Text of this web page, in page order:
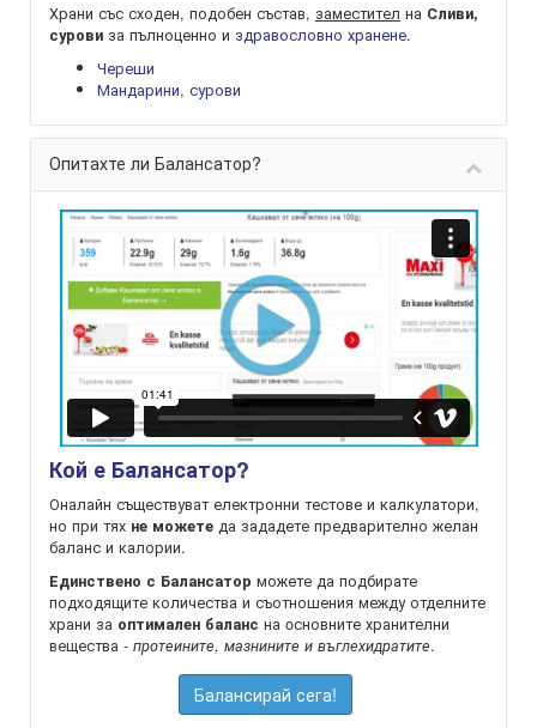
Храни със сходен, подобен състав, заместител на Сливи,
сурови за пълноценно и здравословно хранене.
Череши
Мандарини, сурови
Опитахте ли Балансатор?
Кой е Балансатор?
Оналайн съществуват електронни тестове и калкулатори,
но при тях не можете да зададете предварително желан
баланс и калории.
Единствено с Балансатор можете да подбирате
подходящите количества и съотношения между отделните
храни за оптимален баланс на oсновните хранителни
вещества - протеините, мазнините и въглехидратите.
Балансирай сега!